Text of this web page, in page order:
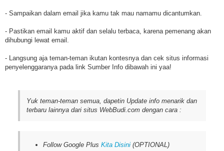
- Sampaikan dalam email jika kamu tak mau namamu dicantumkan.
- Pastikan email kamu aktif dan selalu terbaca, karena pemenang akan
dihubungi lewat email.
- Langsung aja teman-teman ikutan kontesnya dan cek situs informasi
penyelenggaranya pada link Sumber Info dibawah ini yaa!
Yuk teman-teman semua, dapetin Update info menarik dan
terbaru lainnya dari situs WebBudi.com dengan cara :
Follow Google Plus Kita Disini(OPTIONAL)